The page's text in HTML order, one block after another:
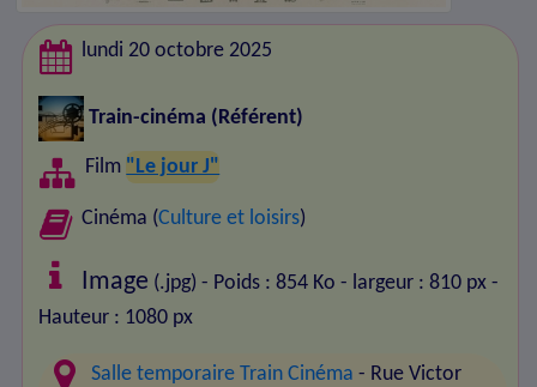
lundi 20 octobre 2025
Train-cinéma (Référent)
Film "Le jour J"
Cinéma (Culture et loisirs)
Image (.jpg) - Poids : 854 Ko - largeur : 810 px -
Hauteur : 1080 px
Salle temporaire Train Cinéma - Rue Victor